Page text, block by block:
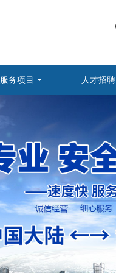
服务项目 人才招聘